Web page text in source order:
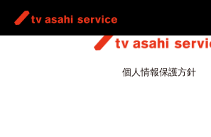
個人情報保護方針